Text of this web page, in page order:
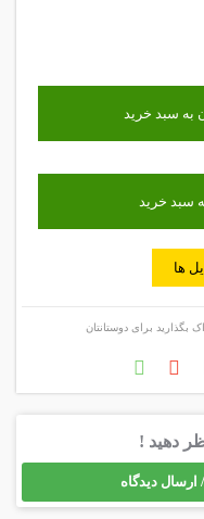
ها
برای دوستانتان
دهید !
ارسال دیدگاه